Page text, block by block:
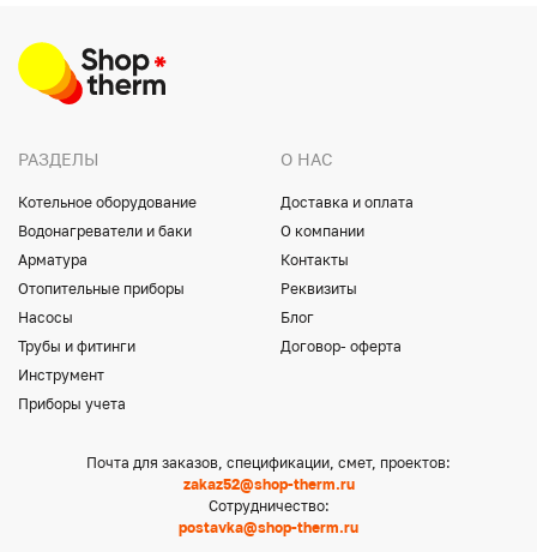
РАЗДЕЛЫ
Котельное оборудование
Водонагреватели и баки
Арматура
Отопительные приборы
Насосы
Трубы и фитинги
Инструмент
Приборы учета
О НАС
Доставка и оплата
О компании
Контакты
Реквизиты
Блог
Договор- оферта
Почта для заказов, спецификации, смет, проектов:
zakaz52@shop-therm.ru
Сотрудничество:
postavka@shop-therm.ru